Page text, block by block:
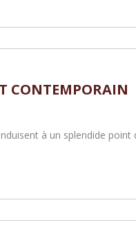
CONTEMPORAIN
à un splendide point